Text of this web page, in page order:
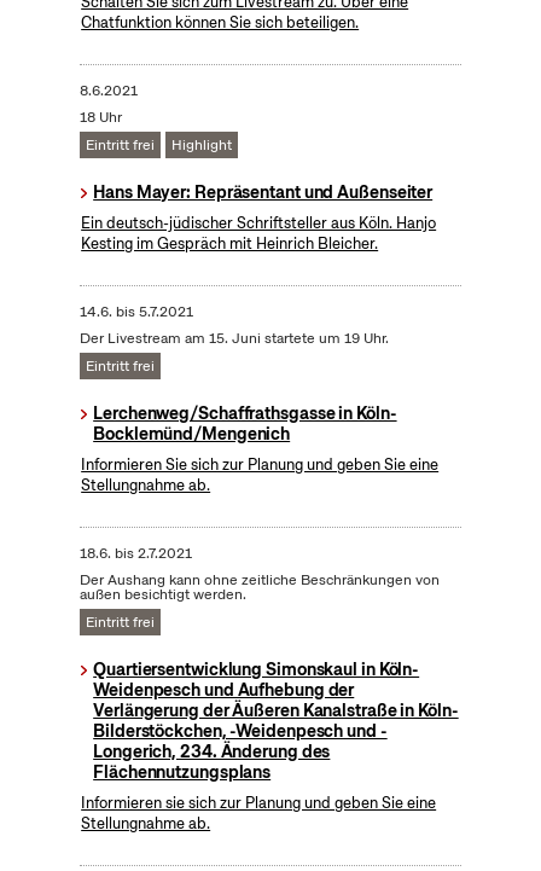
Chatfunktion können Sie sich beteiligen.
8.6.2021
18 Uhr
Eintritt frei
Highlight
Hans Mayer: Repräsentant und Außenseiter
Ein deutsch-jüdischer Schriftsteller aus Köln. Hanjo
Kesting im Gespräch mit Heinrich Bleicher.
14.6. bis5.7.2021
Der Livestream am 15. Juni startete um 19 Uhr.
Eintritt frei
Lerchenweg/Schaffrathsgasse in Köln-
Bocklemünd/Mengenich
Informieren Sie sich zur Planung und geben Sie eine
Stellungnahme ab.
18.6. bis2.7.2021
Der Aushang kann ohne zeitliche Beschränkungen von
außen besichtigt werden.
Eintritt frei
Quartiersentwicklung Simonskaul in Köln-
Weidenpesch und Aufhebung der
Verlängerung der Äußeren Kanalstraße in Köln-
Bilderstöckchen, -Weidenpesch und -
Longerich, 234. Änderung des
Flächennutzungsplans
Informieren sie sich zur Planung und geben Sie eine
Stellungnahme ab.